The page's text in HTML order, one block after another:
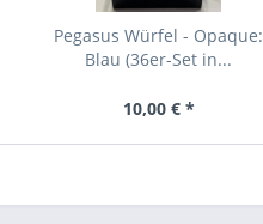
Pegasus Würfel - Opaque:
Blau (36er-Set in...
10,00 € *